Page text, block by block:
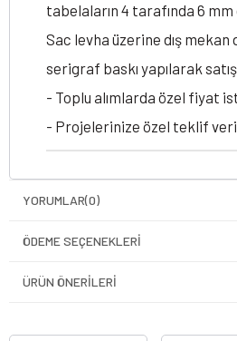
tabelaların 4 tarafında 6
Sac levha üzerine dış
serigraf baskı yapılarak
- Toplu alımlarda özel fiyat
- Projelerinize özel teklif
YORUMLAR(0)
ÖDEME SEÇENEKLERI
ÜRÜN ÖNERILERI